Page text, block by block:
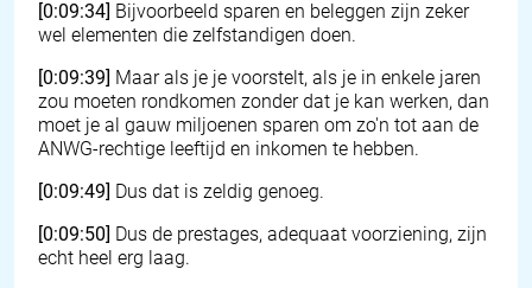
[0:09:34] Bijvoorbeeld sparen en beleggen zijn zeker
wel elementen die zelfstandigen doen.
[0:09:39] Maar als je je voorstelt, als je in enkele jaren
zou moeten rondkomen zonder dat je kan werken, dan
moet je al gauw miljoenen sparen om zo'n tot aan de
ANWG-rechtige leeftijd en inkomen te hebben.
[0:09:49] Dus dat is zeldig genoeg.
[0:09:50] Dus de prestages, adequaat voorziening, zijn
echt heel erg laag.